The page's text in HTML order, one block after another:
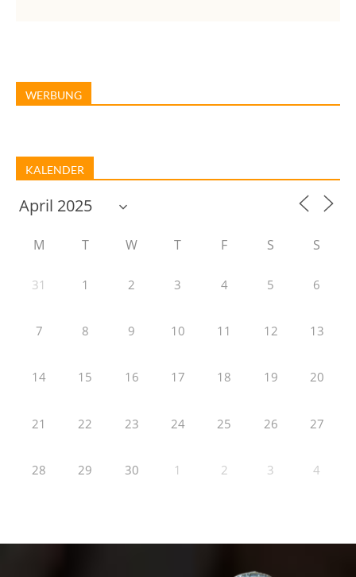
WERBUNG
KALENDER
M T W T F S S
31 1 2 3 4 5 6
7 8 9 10 11 12 13
14 15 16 17 18 19 20
21 22 23 24 25 26 27
28 29 30 1 2 3 4